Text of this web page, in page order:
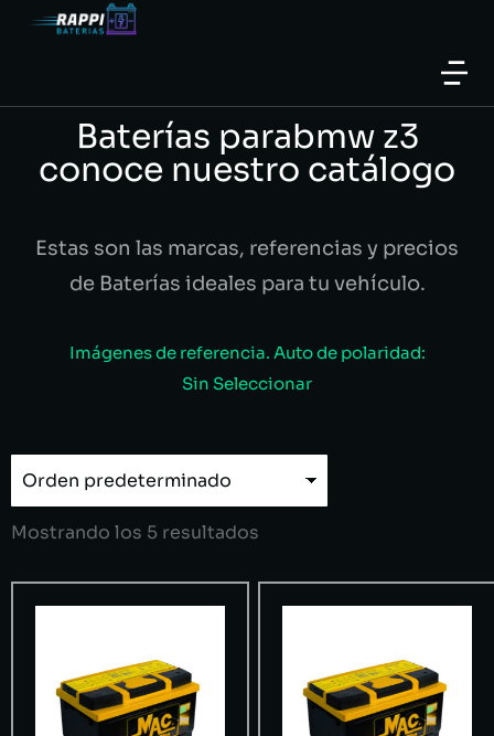
Baterías parabmw z3
conoce nuestro catálogo
Estas son las marcas, referencias y precios
de Baterías ideales para tu vehículo.
Imágenes de referencia. Auto de polaridad:
Sin Seleccionar
Mostrando los 5 resultados